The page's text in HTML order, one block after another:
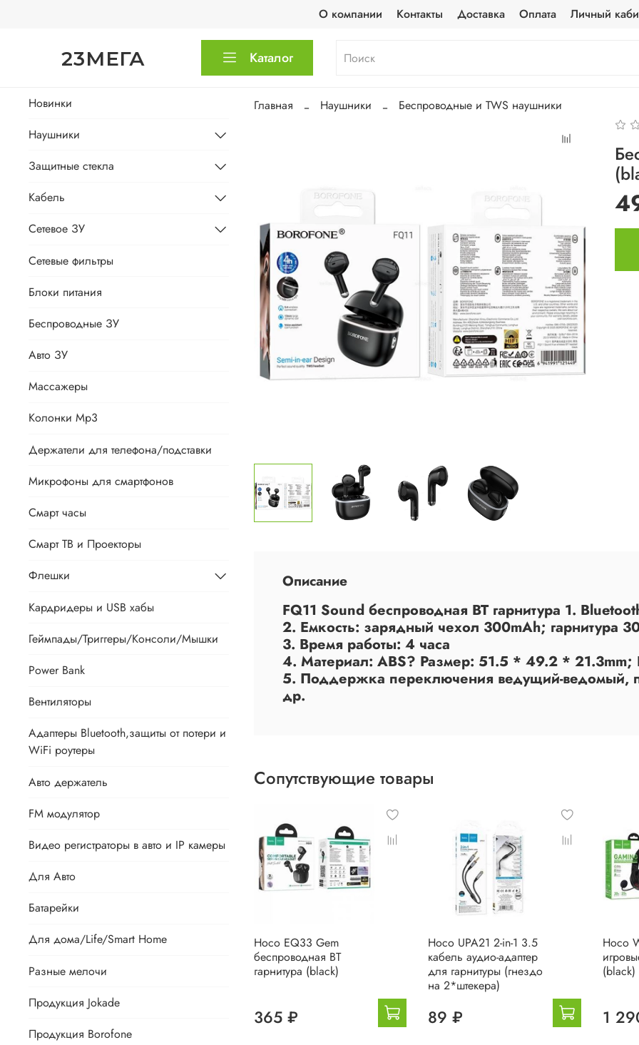
О компании Контакты Доставка Оплата Личный
23МЕГА Каталог
Главная Наушники
Беспроводные и TWS наушники
Описание
FQ11 Sound беспроводная BT гарнитура 1.
2. Емкость: зарядный чехол 300mAh; гарнитура
3. Время работы: 4 часа
4. Материал: ABS? Размер: 51.5 * 49.2 * 21.3mm;
5. Поддержка переключения ведущий-ведомый,
др.
Сопутствующие товары
Hoco EQ33 Gem
беспроводная BT
гарнитура (black)
365 ₽
Hoco UPA21 2-in-1 3.5
кабель аудио-адаптер
для гарнитуры (гнездо
на 2*штекера)
89 ₽
Hoco
(black)
1
Новинки
Наушники
Защитные стекла
Кабель
Сетевое ЗУ
Сетевые фильтры
Блоки питания
Беспроводные ЗУ
Авто ЗУ
Массажеры
Колонки Mp3
Держатели для телефона/подставки
Микрофоны для смартфонов
Смарт часы
Смарт ТВ и Проекторы
Флешки
Кардридеры и USB хабы
Геймпады/Триггеры/Консоли/Мышки
Power Bank
Вентиляторы
Адаптеры Bluetooth,защиты от потери и
WiFi роутеры
Авто держатель
FM модулятор
Видео регистраторы в авто и IP камеры
Для Авто
Батарейки
Для дома/Life/Smart Home
Разные мелочи
Продукция Jokade
Продукция Borofone